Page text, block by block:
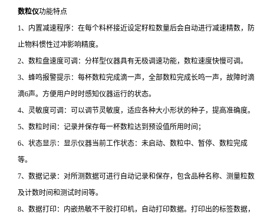
数粒仪功能特点
1、内置减速程序：在每个料杯接近设定籽粒数量后会自动进行减速精数，防
止物料惯性过冲影响精度。
2、数粒盘速度可调：分样型仪器具有无极调速功能，数粒速度快慢可调。
3、蜂鸣报警提示：每杯数粒完成滴一声，全部数粒完成长鸣一声，故障时滴
滴6声。方便用户时时感知仪器运行的状态。
4、灵敏度可调：可以调节灵敏度，适应各种大小形状的种子，提高准确度。
5、数粒时间：记录并保存每一杯数粒达到预设值所用时间；
6、状态显示：显示仪器当前工作状态：未启动、数粒中、暂停、数粒完成
等。
7、数据记录：对所测数据可进行自动记录和保存，包含品种名称、测量粒数
及计数时间和测试时间等。
8、数据打印：内嵌热敏不干胶打印机，自动打印数据。打印出的标签数据，